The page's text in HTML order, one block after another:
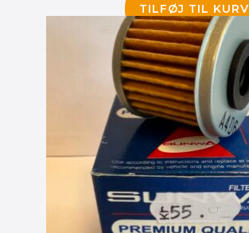
TILFØJ TIL KURV